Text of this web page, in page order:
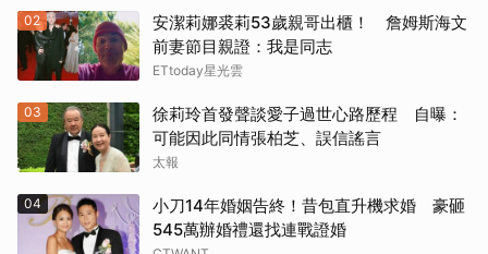
02
安潔莉娜裘莉53歲親哥出櫃！ 詹姆斯海文
前妻節目親證：我是同志
ETtoday星光雲
03
徐莉玲首發聲談愛子過世心路歷程 自曝：
可能因此同情張柏芝、誤信謠言
太報
04
小刀14年婚姻告終！昔包直升機求婚 豪砸
545萬辦婚禮還找連戰證婚